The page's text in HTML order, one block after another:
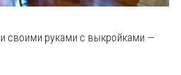
своими руками с выкройками —